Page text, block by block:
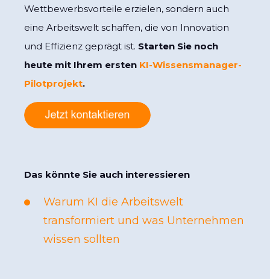
Wettbewerbsvorteile erzielen, sondern auch
eine Arbeitswelt schaffen, die von Innovation
und Effizienz geprägt ist. Starten Sie noch
heute mit Ihrem ersten KI-Wissensmanager-
Pilotprojekt.
Das könnte Sie auch interessieren
Warum KI die Arbeitswelt
transformiert und was Unternehmen
wissen sollten